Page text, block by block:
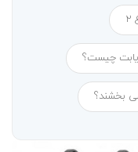
چیست؟
بخشند؟